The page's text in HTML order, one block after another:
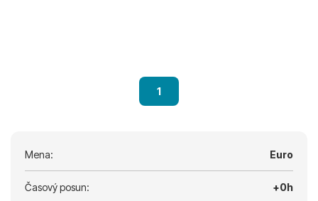
1
Mena: Euro
Časový posun: +0h